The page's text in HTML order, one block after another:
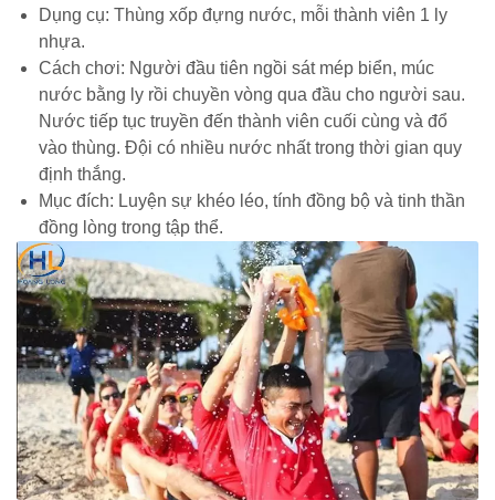
Dụng cụ: Thùng xốp đựng nước, mỗi thành viên 1 ly
nhựa.
Cách chơi: Người đầu tiên ngồi sát mép biển, múc
nước bằng ly rồi chuyền vòng qua đầu cho người sau.
Nước tiếp tục truyền đến thành viên cuối cùng và đổ
vào thùng. Đội có nhiều nước nhất trong thời gian quy
định thắng.
Mục đích: Luyện sự khéo léo, tính đồng bộ và tinh thần
đồng lòng trong tập thể.